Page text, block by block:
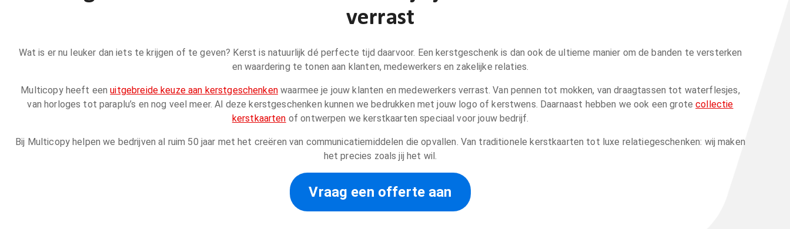
verrast
Wat is er nu leuker dan iets te krijgen of te geven? Kerst is natuurlijk dé perfecte tijd daarvoor. Een kerstgeschenk is dan ook de ultieme manier om de banden te versterken
en waardering te tonen aan klanten, medewerkers en zakelijke relaties.
Multicopy heeft eenuitgebreide keuze aan kerstgeschenkenwaarmee je jouw klanten en medewerkers verrast. Van pennen tot mokken, van draagtassen tot waterflesjes,
van horloges tot paraplu’s en nog veel meer. Al deze kerstgeschenken kunnen we bedrukken met jouw logo of kerstwens. Daarnaast hebben we ook een grotecollectie
kerstkaarten of ontwerpen we kerstkaarten speciaal voor jouw bedrijf.
Bij Multicopy helpen we bedrijven al ruim 50 jaar met het creëren van communicatiemiddelen die opvallen. Van traditionele kerstkaarten tot luxe relatiegeschenken: wij maken
het precies zoals jij het wil.
Vraag een offerte aan